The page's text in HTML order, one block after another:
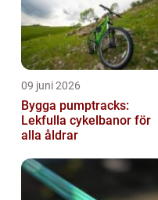
09 juni 2026
Bygga pumptracks:
Lekfulla cykelbanor för
alla åldrar